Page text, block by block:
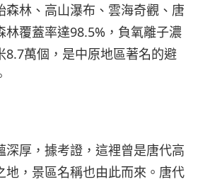
森林、高山瀑布、雲海奇觀、唐
林覆蓋率達98.5%，負氧離子濃
8.7萬個，是中原地區著名的避
深厚，據考證，這裡曾是唐代高
地，景區名稱也由此而來。唐代